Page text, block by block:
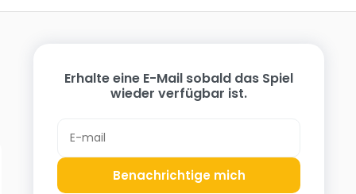
Erhalte eine E-Mail sobald das Spiel
wieder verfügbar ist.
Benachrichtige mich